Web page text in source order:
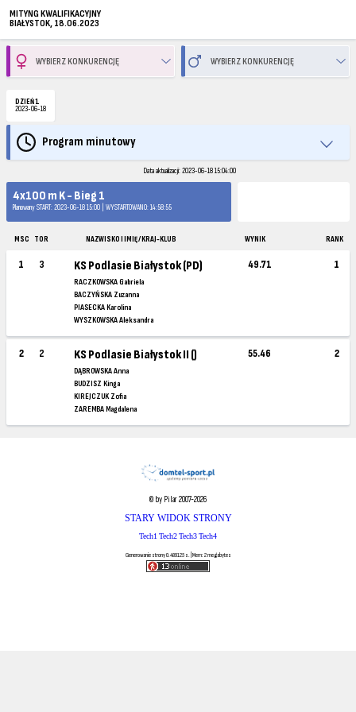
MITYNG KWALIFIKACYJNY
BIAŁYSTOK, 18.06.2023
DZIEŃ 1
2023-06-18
Program minutowy
Data aktualizacji: 2023-06-18 15:04:00
4x100 m K - Bieg 1
Planowany START: 2023-06-18 15:00 | WYSTARTOWANO: 14:58:55
MSC TOR NAZWISKO I IMIĘ / KRAJ-KLUB WYNIK RANK
1 3 KS Podlasie Białystok (PD)
RACZKOWSKA Gabriela
BACZYŃSKA Zuzanna
PIASECKA Karolina
WYSZKOWSKA Aleksandra
49.71 1
2 2 KS Podlasie Białystok II ()
DĄBROWSKA Anna
BUDZISZ Kinga
KIREJCZUK Zofia
ZAREMBA Magdalena
55.46 2
© by Pilar 2007-2026
STARY WIDOK STRONY
Tech1Tech2Tech3Tech4
Generowanie strony 0.489125 s. | Mem: 2 megabytes